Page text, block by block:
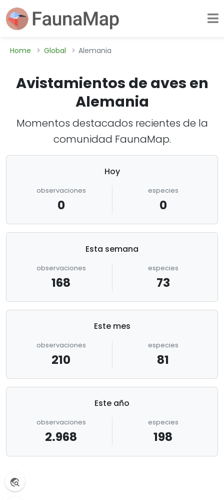
Home Global Alemania
Avistamientos de aves en
Alemania
Momentos destacados recientes de la
comunidad FaunaMap.
Hoy
observaciones
0
especies
0
Esta semana
observaciones
168
especies
73
Este mes
observaciones
210
especies
81
Este año
observaciones
2.968
especies
198